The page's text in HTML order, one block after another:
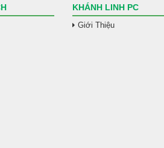
KHÁNH LINH PC
Giới Thiệu